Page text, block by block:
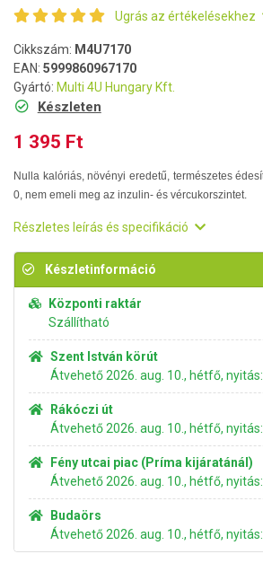
Ugrás az értékelésekhez
Cikkszám: M4U7170
EAN: 5999860967170
Gyártó: Multi 4U Hungary Kft.
Készleten
1 395 Ft
Nulla kalóriás, növényi eredetű, természetes
0, nem emeli meg az inzulin- és vércukorszintet.
Részletes leírás és specifikáció
Készletinformáció
Központi raktár
Szállítható
Szent István körút
Átvehető 2026. aug. 10., hétfő,
Rákóczi út
Átvehető 2026. aug. 10., hétfő,
Fény utcai piac (Príma kijáratánál)
Átvehető 2026. aug. 10., hétfő,
Budaörs
Átvehető 2026. aug. 10., hétfő,